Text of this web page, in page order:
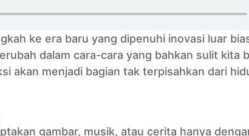
ke era baru yang dipenuhi inovasi luar
dalam cara-cara yang bahkan sulit kita
akan menjadi bagian tak terpisahkan dari
gambar, musik, atau cerita hanya